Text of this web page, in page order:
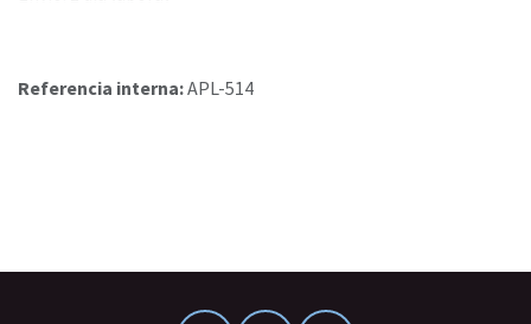
Referencia interna:APL-514